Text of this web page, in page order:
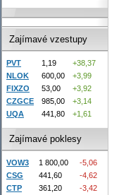
Zajímavé vzestupy
PVT 1,19
+38,37
NLOK
600,00
+3,99
FIXZO
53,00
+3,92
CZGCE
985,00
+3,14
UQA
441,80 +1,61
Zajímavé poklesy
VOW3 1 800,00
-5,06
CSG
441,60
-4,62
CTP
361,20
-3,42